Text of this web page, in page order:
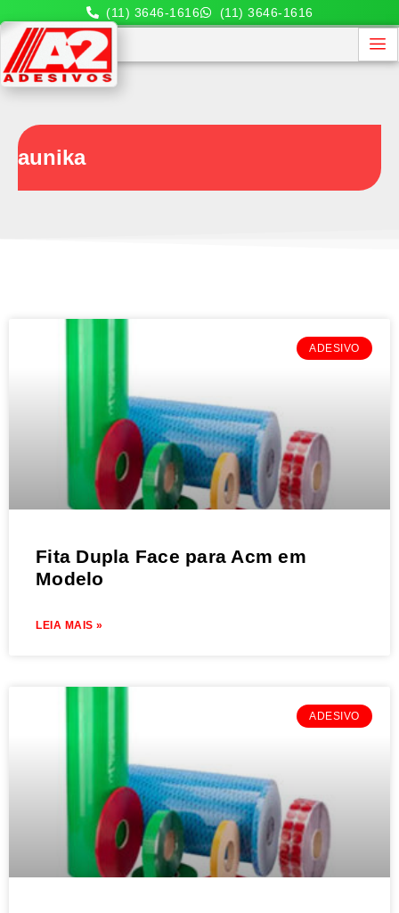
(11) 3646-1616 (11) 3646-1616
aunika
ADESIVO
Fita Dupla Face para Acm em
Modelo
LEIA MAIS »
ADESIVO